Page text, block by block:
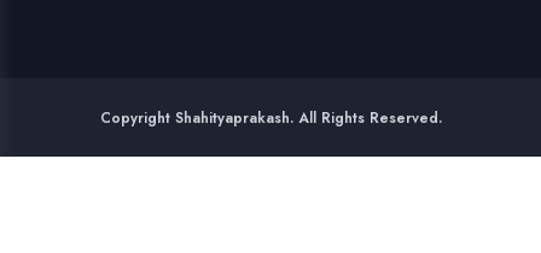
Copyright Shahityaprakash. All Rights Reserved.